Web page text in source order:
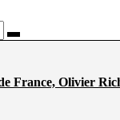
France, Olivier